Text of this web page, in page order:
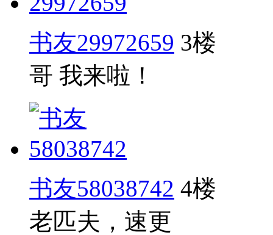
书友29972659 3楼
哥 我来啦！
书友58038742 4楼
老匹夫，速更